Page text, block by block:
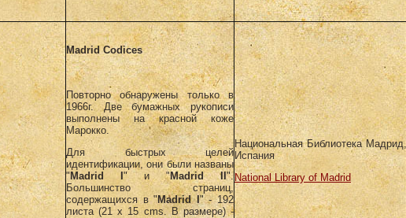
MadridCodices
Повторно обнаружены только в
1966г. Две бумажных рукописи
выполнены на красной коже
Марокко.
Для быстрых целей
идентификации, они были названы
" Madrid " и "Madrid II ".
Большинство страниц,
содержащихся в "Madrid I" - 192
листа (21 x 15 cms. В размере) -
Национальная Библиотека Мадрид,
Испания
National Library of Madrid